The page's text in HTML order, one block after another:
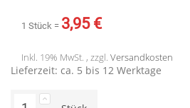
1 Stück = 3,95 €
Inkl. 19% MwSt. , zzgl. Versandkosten
Lieferzeit: ca. 5 bis 12 Werktage